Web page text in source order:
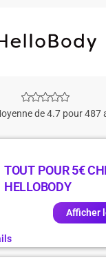
de 4.7 pour 487
TOUT POUR 5€
HELLOBODY
Afficher